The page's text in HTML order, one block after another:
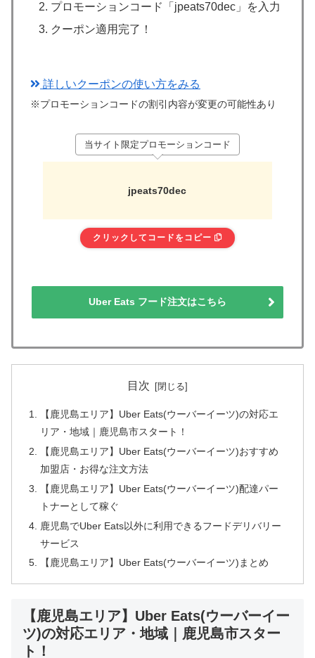
プロモーションコード「jpeats70dec」を入力
クーポン適用完了！
詳しいクーポンの使い方をみる
※プロモーションコードの割引内容が変更の可能性あり
当サイト限定プロモーションコード
jpeats70dec
クリックしてコードをコピー
Uber Eats フード注文はこちら
目次
【鹿児島エリア】Uber Eats(ウーバーイーツ)の対応エ
リア・地域｜鹿児島市スタート！
【鹿児島エリア】Uber Eats(ウーバーイーツ)おすすめ
加盟店・お得な注文方法
【鹿児島エリア】Uber Eats(ウーバーイーツ)配達パー
トナーとして稼ぐ
鹿児島でUber Eats以外に利用できるフードデリバリー
サービス
【鹿児島エリア】Uber Eats(ウーバーイーツ)まとめ
【鹿児島エリア】Uber Eats(ウーバーイー
ツ)の対応エリア・地域｜鹿児島市スター
ト！